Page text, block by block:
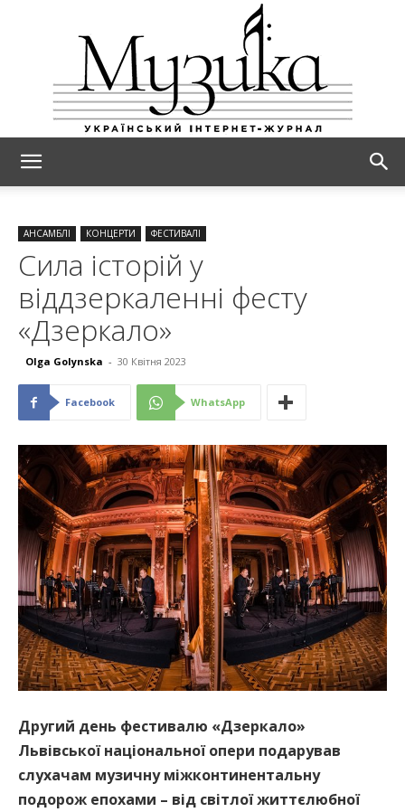
АНСАМБЛІ КОНЦЕРТИ ФЕСТИВАЛІ
Сила історій у
віддзеркаленні фесту
«Дзеркало»
Olga Golynska - 30 Квітня 2023
Facebook WhatsApp
Другий день фестивалю «Дзеркало»
Львівської національної опери подарував
слухачам музичну міжконтинентальну
подорож епохами – від світлої життєлюбної